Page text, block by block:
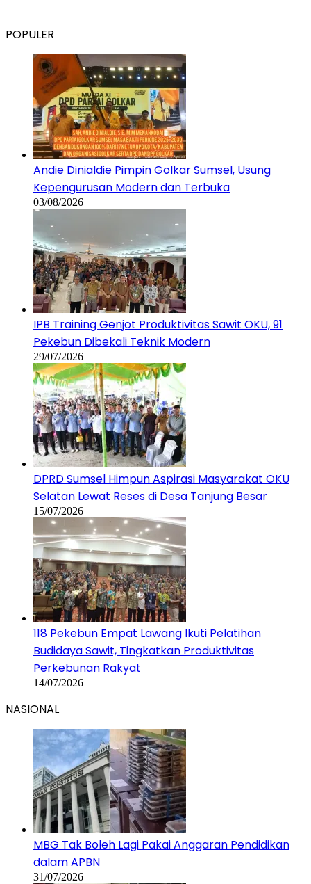
POPULER
Andie Dinialdie Pimpin Golkar Sumsel, Usung
Kepengurusan Modern dan Terbuka
03/08/2026
IPB Training Genjot Produktivitas Sawit OKU, 91
Pekebun Dibekali Teknik Modern
29/07/2026
DPRD Sumsel Himpun Aspirasi Masyarakat OKU
Selatan Lewat Reses di Desa Tanjung Besar
15/07/2026
118 Pekebun Empat Lawang Ikuti Pelatihan
Budidaya Sawit, Tingkatkan Produktivitas
Perkebunan Rakyat
14/07/2026
NASIONAL
MBG Tak Boleh Lagi Pakai Anggaran Pendidikan
dalam APBN
31/07/2026